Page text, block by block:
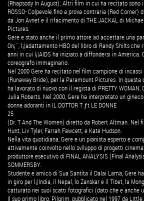
(Rhapsody In August). Altri film in cui ha recitato sono
ROSSO- Colpevole fino a prova contraria (Red
da Jon Avnet e il rifacimento di THE JACKAL di
Pictures.
Gere e stato anche il primo attore ad accettare una
On¡¨, l¡¦adattamento HBO del libro di Randy Shilts
anni in cui l¡¦AIDS ha iniziato a diffondersi in
coreografo immaginario.
Nel 2000 Gere ha recitato nel film campione di incassi
(Runaway Bride), per la Paramount Pictures. In
ha lavorato di nuovo con il regista di PRETTY WOMAN,
Julia Roberts. Nel 2000, Gere ha interpretato un
donne adoranti in IL DOTTOR T ƒt LE DONNE
25
(Dr. T And The Women) diretto da Robert Altman. Nel
Hunt, Liv Tyler, Farrah Fawcett, e Kate Hudson.
Nella vita quotidiana, Gere e un pianista esperto e
attivamente coinvolto nello sviluppo di progetti
produttore esecutivo di FINAL ANALYSIS (Final
SOMMERSBY.
Studente e amico di Sua Santita il Dalai Lama, Gere
in giro per l¡¦India, il Nepal, lo Zanskar e il Tibet, la
catturato nei suoi scatti fotografici (dato che e anche
Il suo primo libro, Pilgrim, pubblicato nel 1997 da